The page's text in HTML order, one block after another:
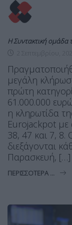
Η Συντακτική ομάδα
μεγάλη
πρώτη
61.000.000
η κληρωτίδα
Eurojackpot με
38, 47 και 7, 8.
διεξάγονται
Παρασκευή, […]
ΠΕΡΙΣΣΌΤΕΡΑ ...